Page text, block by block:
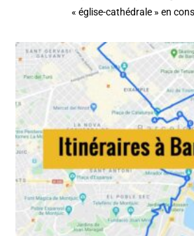
« église-cathédrale » en